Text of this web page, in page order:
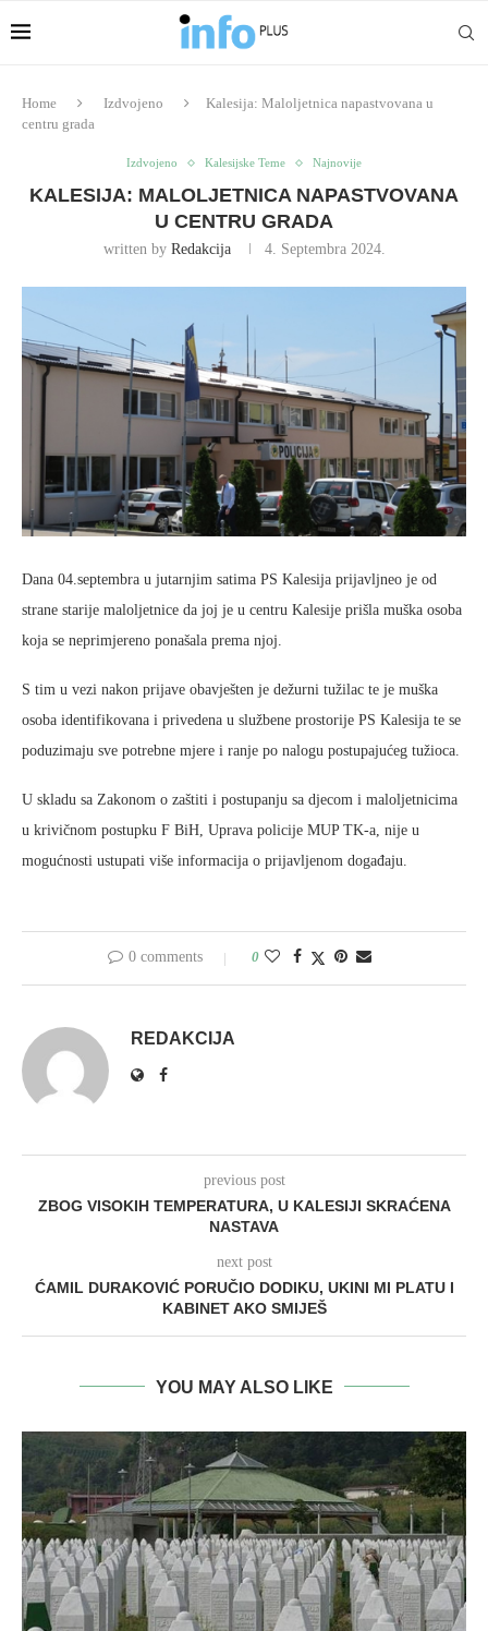
Home Izdvojeno
Kalesija: Maloljetnica napastvovana u
centru grada
Izdvojeno Kalesijske Teme Najnovije
KALESIJA: MALOLJETNICA NAPASTVOVANA
U CENTRU GRADA
written by Redakcija 4. Septembra 2024.
Dana 04.septembra u jutarnjim satima PS Kalesija prijavljneo je od
strane starije maloljetnice da joj je u centru Kalesije prišla muška osoba
koja se neprimjereno ponašala prema njoj.
S tim u vezi nakon prijave obavješten je dežurni tužilac te je muška
osoba identifikovana i privedena u službene prostorije PS Kalesija te se
poduzimaju sve potrebne mjere i ranje po nalogu postupajućeg tužioca.
U skladu sa Zakonom o zaštiti i postupanju sa djecom i maloljetnicima
u krivičnom postupku F BiH, Uprava policije MUP TK-a, nije u
mogućnosti ustupati više informacija o prijavljenom događaju.
0 comments 0
REDAKCIJA
previous post
ZBOG VISOKIH TEMPERATURA, U KALESIJI SKRAĆENA
NASTAVA
next post
ĆAMIL DURAKOVIĆ PORUČIO DODIKU, UKINI MI PLATU I
KABINET AKO SMIJEŠ
YOU MAY ALSO LIKE